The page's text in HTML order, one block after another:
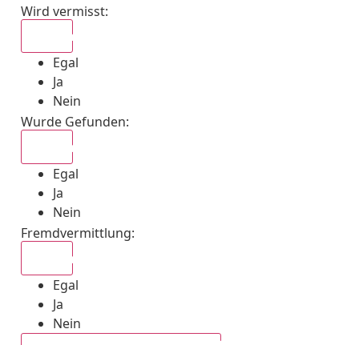
Wird vermisst:
Egal
Ja
Nein
Wurde Gefunden:
Egal
Ja
Nein
Fremdvermittlung:
Egal
Ja
Nein